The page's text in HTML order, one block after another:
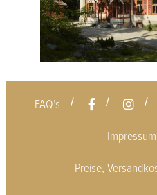
FAQ’s
Impressum
Preise,